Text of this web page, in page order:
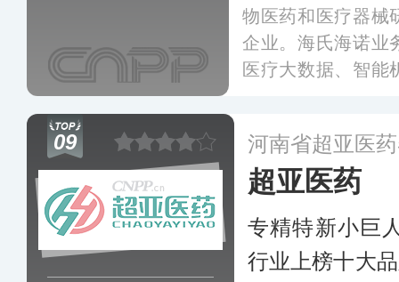
物医药和医疗器械
企业。海氏海诺业
医疗大数据、智能
其中卡通创口贴
布在全球范围内均
09 河南省超亚医
超亚医药
专精特新小巨
行业上榜十大